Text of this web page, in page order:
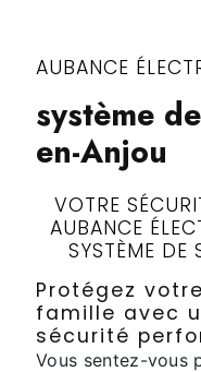
AUBANCE
système
en-Anjou
VOTRE
AUBANCE
SYSTÈME DE
Protégez
famille avec
sécurité
Vous sentez-vous